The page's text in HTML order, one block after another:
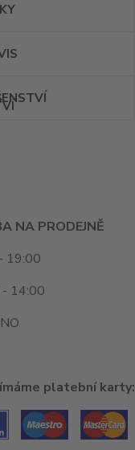
NA PRODEJNĚ
19:00
14:00
platební karty: